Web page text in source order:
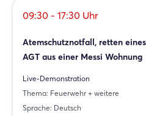
09:30 - 17:30 Uhr
Atemschutznotfall, retten
AGT aus einer Messi Wohnung
Live-Demonstration
Thema: Feuerwehr + weitere
Sprache: Deutsch